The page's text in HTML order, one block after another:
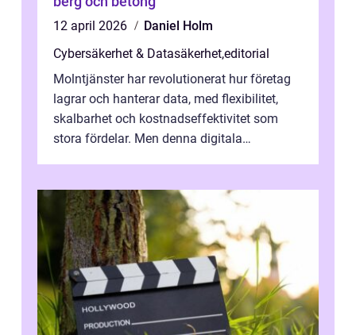
12 april 2026
Daniel Holm
Cybersäkerhet & Datasäkerhet,editorial
Molntjänster har revolutionerat hur företag
lagrar och hanterar data, med flexibilitet,
skalbarhet och kostnadseffektivitet som
stora fördelar. Men denna digitala